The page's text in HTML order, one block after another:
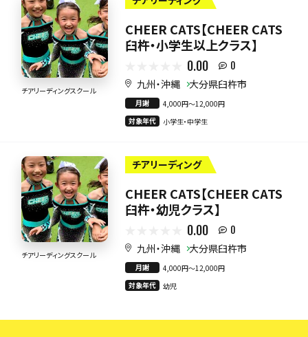
チアリーディングスクール
CHEER CATS【CHEER CATS
臼杵・小学生以上クラス】
0.00 0
九州・沖縄 大分県臼杵市
月謝
4,000円〜12,000円
対象年代
小学生・中学生
チアリーディングスクール
チアリーディング
CHEER CATS【CHEER CATS
臼杵・幼児クラス】
0.00 0
九州・沖縄 大分県臼杵市
月謝
4,000円〜12,000円
対象年代
幼児